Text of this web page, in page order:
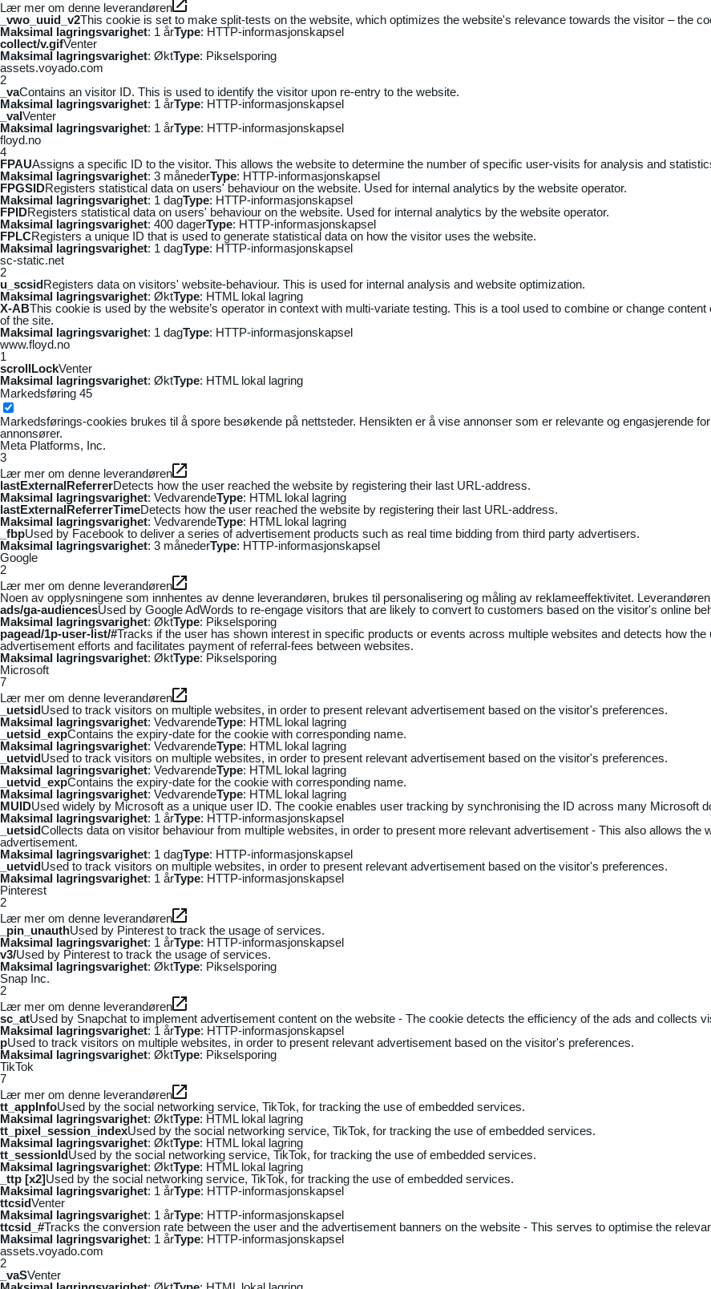
Lær mer om denne leverandøren
_vwo_uuid_v2This cookie is set to make split-tests on the website, which optimizes the website's relevance towards the visitor – the
Maksimal lagringsvarighet: 1 årType: HTTP-informasjonskapsel
collect/v.gifVenter
Maksimal lagringsvarighet: ØktType: Pikselsporing
assets.voyado.com
2
_vaContains an visitor ID. This is used to identify the visitor upon re-entry to the website.
Maksimal lagringsvarighet: 1 årType: HTTP-informasjonskapsel
_vaIVenter
Maksimal lagringsvarighet: 1 årType: HTTP-informasjonskapsel
floyd.no
4
FPAUAssigns a specific ID to the visitor. This allows the website to determine the number of specific user-visits for analysis and
Maksimal lagringsvarighet: 3 månederType: HTTP-informasjonskapsel
FPGSIDRegisters statistical data on users' behaviour on the website. Used for internal analytics by the website operator.
Maksimal lagringsvarighet: 1 dagType: HTTP-informasjonskapsel
FPIDRegisters statistical data on users' behaviour on the website. Used for internal analytics by the website operator.
Maksimal lagringsvarighet: 400 dagerType: HTTP-informasjonskapsel
FPLCRegisters a unique ID that is used to generate statistical data on how the visitor uses the website.
Maksimal lagringsvarighet: 1 dagType: HTTP-informasjonskapsel
sc-static.net
2
u_scsidRegisters data on visitors' website-behaviour. This is used for internal analysis and website optimization.
Maksimal lagringsvarighet: ØktType: HTML lokal lagring
X-ABThis cookie is used by the website’s operator in context with multi-variate testing. This is a tool used to combine or change
of the site.
Maksimal lagringsvarighet: 1 dagType: HTTP-informasjonskapsel
www.floyd.no
1
scrollLockVenter
Maksimal lagringsvarighet: ØktType: HTML lokal lagring
Markedsføring 45
Markedsførings-cookies brukes til å spore besøkende på nettsteder. Hensikten er å vise annonser som er relevante og engasjerende
annonsører.
Meta Platforms, Inc.
3
Lær mer om denne leverandøren
lastExternalReferrerDetects how the user reached the website by registering their last URL-address.
Maksimal lagringsvarighet: VedvarendeType: HTML lokal lagring
lastExternalReferrerTimeDetects how the user reached the website by registering their last URL-address.
Maksimal lagringsvarighet: VedvarendeType: HTML lokal lagring
_fbpUsed by Facebook to deliver a series of advertisement products such as real time bidding from third party advertisers.
Maksimal lagringsvarighet: 3 månederType: HTTP-informasjonskapsel
Google
2
Lær mer om denne leverandøren
Noen av opplysningene som innhentes av denne leverandøren, brukes til personalisering og måling av reklameeffektivitet.
ads/ga-audiencesUsed by Google AdWords to re-engage visitors that are likely to convert to customers based on the visitor's online
Maksimal lagringsvarighet: ØktType: Pikselsporing
pagead/1p-user-list/#Tracks if the user has shown interest in specific products or events across multiple websites and detects how
advertisement efforts and facilitates payment of referral-fees between websites.
Maksimal lagringsvarighet: ØktType: Pikselsporing
Microsoft
7
Lær mer om denne leverandøren
_uetsidUsed to track visitors on multiple websites, in order to present relevant advertisement based on the visitor's preferences.
Maksimal lagringsvarighet: VedvarendeType: HTML lokal lagring
_uetsid_expContains the expiry-date for the cookie with corresponding name.
Maksimal lagringsvarighet: VedvarendeType: HTML lokal lagring
_uetvidUsed to track visitors on multiple websites, in order to present relevant advertisement based on the visitor's preferences.
Maksimal lagringsvarighet: VedvarendeType: HTML lokal lagring
_uetvid_expContains the expiry-date for the cookie with corresponding name.
Maksimal lagringsvarighet: VedvarendeType: HTML lokal lagring
MUIDUsed widely by Microsoft as a unique user ID. The cookie enables user tracking by synchronising the ID across many Microsoft
Maksimal lagringsvarighet: 1 årType: HTTP-informasjonskapsel
_uetsidCollects data on visitor behaviour from multiple websites, in order to present more relevant advertisement - This also allows
advertisement.
Maksimal lagringsvarighet: 1 dagType: HTTP-informasjonskapsel
_uetvidUsed to track visitors on multiple websites, in order to present relevant advertisement based on the visitor's preferences.
Maksimal lagringsvarighet: 1 årType: HTTP-informasjonskapsel
Pinterest
2
Lær mer om denne leverandøren
_pin_unauthUsed by Pinterest to track the usage of services.
Maksimal lagringsvarighet: 1 årType: HTTP-informasjonskapsel
v3/Used by Pinterest to track the usage of services.
Maksimal lagringsvarighet: ØktType: Pikselsporing
Snap Inc.
2
Lær mer om denne leverandøren
sc_atUsed by Snapchat to implement advertisement content on the website - The cookie detects the efficiency of the ads and collects
Maksimal lagringsvarighet: 1 årType: HTTP-informasjonskapsel
pUsed to track visitors on multiple websites, in order to present relevant advertisement based on the visitor's preferences.
Maksimal lagringsvarighet: ØktType: Pikselsporing
TikTok
7
Lær mer om denne leverandøren
tt_appInfoUsed by the social networking service, TikTok, for tracking the use of embedded services.
Maksimal lagringsvarighet: ØktType: HTML lokal lagring
tt_pixel_session_indexUsed by the social networking service, TikTok, for tracking the use of embedded services.
Maksimal lagringsvarighet: ØktType: HTML lokal lagring
tt_sessionIdUsed by the social networking service, TikTok, for tracking the use of embedded services.
Maksimal lagringsvarighet: ØktType: HTML lokal lagring
_ttp [x2]Used by the social networking service, TikTok, for tracking the use of embedded services.
Maksimal lagringsvarighet: 1 årType: HTTP-informasjonskapsel
ttcsidVenter
Maksimal lagringsvarighet: 1 årType: HTTP-informasjonskapsel
ttcsid_#Tracks the conversion rate between the user and the advertisement banners on the website - This serves to optimise the
Maksimal lagringsvarighet: 1 årType: HTTP-informasjonskapsel
assets.voyado.com
2
_vaSVenter